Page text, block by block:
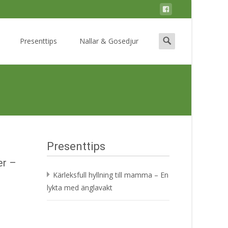
Presenttips Nallar & Gosedjur
Search
for:
–
Presenttips
Kärleksfull hyllning till mamma – En
lykta med änglavakt